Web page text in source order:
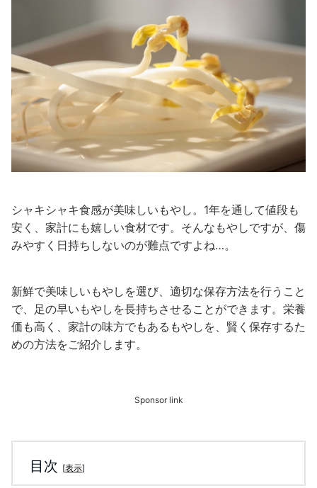
シャキシャキ食感が美味しいもやし。1年を通して値段も
安く、家計にも嬉しい食材です。そんなもやしですが、傷
みやすく日持ちしないのが難点ですよね…。
新鮮で美味しいもやしを選び、適切な保存方法を行うこと
で、足の早いもやしを長持ちさせることができます。栄養
価も高く、家計の味方でもあるもやしを、賢く保存するた
めの方法をご紹介します。
Sponsor link
目次 [表示]